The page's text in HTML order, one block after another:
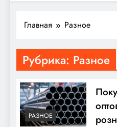
Главная Разное
Рубрика: Разное
РАЗНОЕ